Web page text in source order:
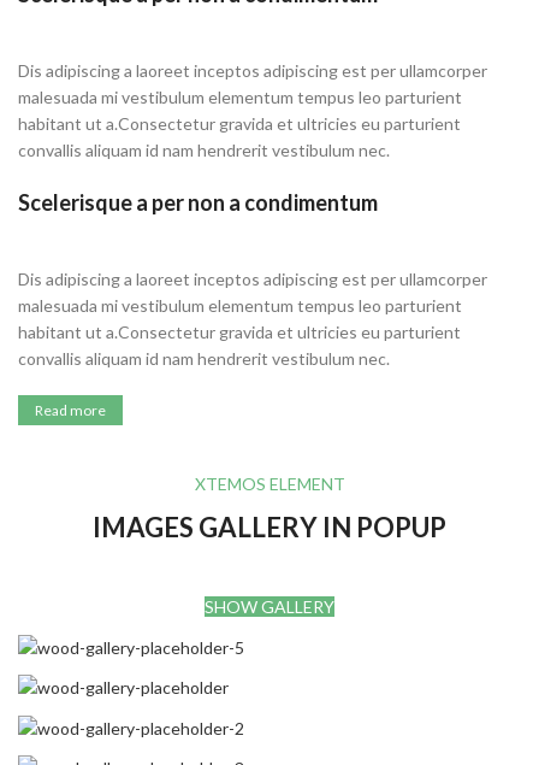
Dis adipiscing a laoreet inceptos adipiscing est per ullamcorper
malesuada mi vestibulum elementum tempus leo parturient
habitant ut a.Consectetur gravida et ultricies eu parturient
convallis aliquam id nam hendrerit vestibulum nec.
Scelerisque a per non a condimentum
Dis adipiscing a laoreet inceptos adipiscing est per ullamcorper
malesuada mi vestibulum elementum tempus leo parturient
habitant ut a.Consectetur gravida et ultricies eu parturient
convallis aliquam id nam hendrerit vestibulum nec.
Read more
XTEMOS ELEMENT
IMAGES GALLERY IN POPUP
SHOW GALLERY